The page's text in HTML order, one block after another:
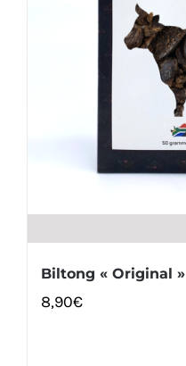
Biltong « Original »
8,90€